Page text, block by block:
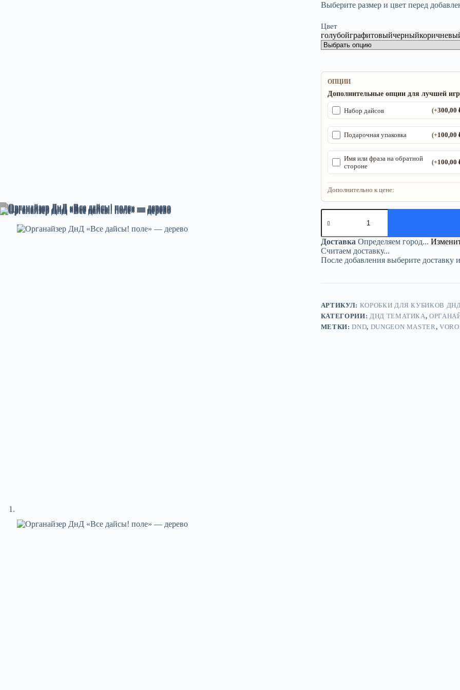
Выберите размер и цвет перед
Цвет
голубойграфитовыйчерный
ОПЦИИ
Дополнительные опции для лучшей
Набор дайсов (+300,00
Подарочная упаковка (+100,00
Имя или фраза на обратной
стороне
(+100,00
Дополнительно к цене:
Количество
товара
ДнД
«Все
дайсы!
поле»
дерево
Доставка Определяем город...
Считаем доставку...
После добавления выберите доставку
АРТИКУЛ: КОРОБКИ ДЛЯ КУБИКОВ
КАТЕГОРИИ: ДНД ТЕМАТИКА,
МЕТКИ:DND, DUNGEON MASTER,